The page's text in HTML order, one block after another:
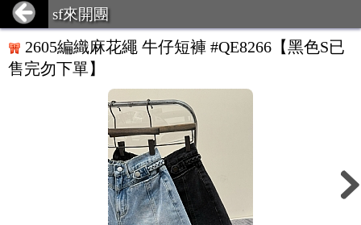
sf來開團
2605編織麻花繩 牛仔短褲 #QE8266【黑色S已
售完勿下單】